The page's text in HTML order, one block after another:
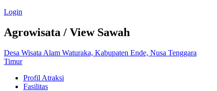
Login
Agrowisata / View Sawah
Desa Wisata Alam Waturaka, Kabupaten Ende, Nusa Tenggara
Timur
Profil Atraksi
Fasilitas